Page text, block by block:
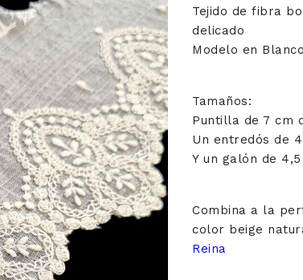
Tejido de fibra
delicado
Modelo en
Tamaños:
Puntilla de 7 cm
Un entredós de
Y un galón de
Combina a la
color beige
Reina